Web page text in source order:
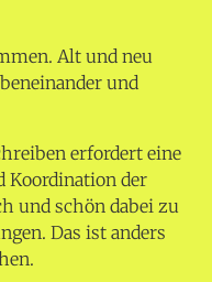
Alt und neu
und
erfordert eine
Koordination der
und schön dabei zu
Das ist anders